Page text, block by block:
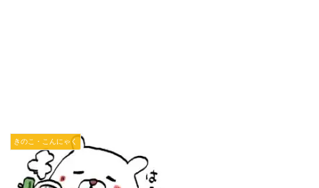
きのこ・こんにゃく